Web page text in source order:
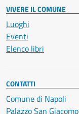
VIVERE IL COMUNE
Luoghi
Eventi
Elenco libri
CONTATTI
Comune di Napoli
Palazzo San